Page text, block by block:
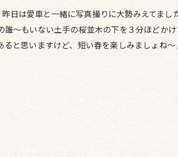
日は愛車と一緒に写真撮りに大勢みえてまし
～もいない土手の桜並木の下を３分ほどか
と思いますけど、短い春を楽しみましょね